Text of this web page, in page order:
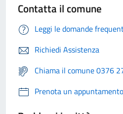
Contatta il comune
Leggi le domande
Richiedi Assistenza
Chiama il comune 0376
Prenota un appuntamento